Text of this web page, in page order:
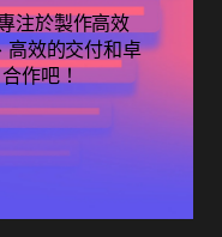
注於製作高效
高效的交付和卓
作吧！